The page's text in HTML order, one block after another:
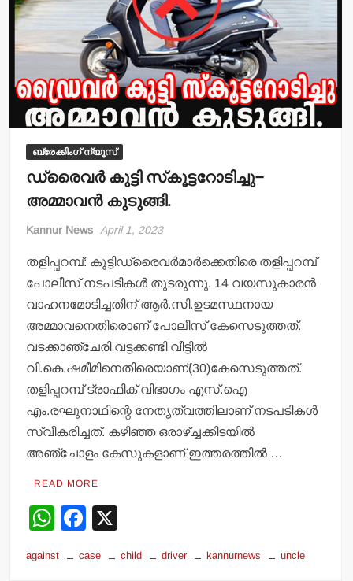
ബ്രേക്കിംഗ് ന്യൂസ്
ഡ്രൈവര്‍ കുട്ടി സ്‌കൂട്ടറോടിച്ചു–
അമ്മാവന്‍ കുടുങ്ങി.
Kannur News April 1, 2023
തളിപ്പറമ്പ്: കുട്ടിഡ്രൈവര്‍മാര്‍ക്കെതിരെ തളിപ്പറമ്പ്
പോലീസ് നടപടികള്‍ തുടരുന്നു. 14 വയസുകാരന്‍
വാഹനമോടിച്ചതിന് ആര്‍.സി.ഉടമസ്ഥനായ
അമ്മാവനെതിരൊണ് പോലീസ് കേസെടുത്തത്.
വടക്കാഞ്ചേരി വട്ടക്കണ്ടി വീട്ടില്‍
വി.കെ.ഷമീമിനെതിരെയാണ്(30)കേസെടുത്തത്.
തളിപ്പറമ്പ് ട്രാഫിക് വിഭാഗം എസ്.ഐ
എം.രഘുനാഥിന്റെ നേതൃത്വത്തിലാണ് നടപടികള്‍
സ്വീകരിച്ചത്. കഴിഞ്ഞ ഒരാഴ്ച്ചക്കിടയില്‍
അഞ്ചോളം കേസുകളാണ് ഇത്തരത്തില്‍ …
READ MORE
W
at
F
c
against case child driver kannurnews uncle